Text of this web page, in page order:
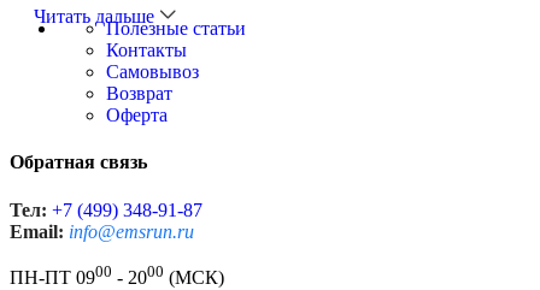
Читать дальше
Полезные статьи
Контакты
Самовывоз
Возврат
Оферта
Обратная связь
Тел: +7 (499) 348-91-87
Email: info@emsrun.ru
ПН-ПТ 0900 - 2000 (МСК)